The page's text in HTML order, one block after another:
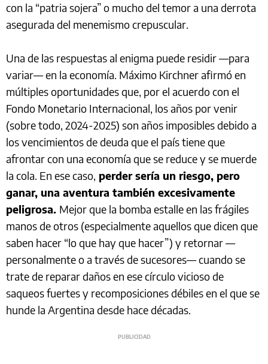
con la “patria sojera” o mucho del temor a una derrota
asegurada del menemismo crepuscular.
Una de las respuestas al enigma puede residir —para
variar— en la economía. Máximo Kirchner afirmó en
múltiples oportunidades que, por el acuerdo con el
Fondo Monetario Internacional, los años por venir
(sobre todo, 2024-2025) son años imposibles debido a
los vencimientos de deuda que el país tiene que
afrontar con una economía que se reduce y se muerde
la cola. En ese caso, perder sería un riesgo, pero
ganar, una aventura también excesivamente
peligrosa. Mejor que la bomba estalle en las frágiles
manos de otros (especialmente aquellos que dicen que
saben hacer “lo que hay que hacer”) y retornar —
personalmente o a través de sucesores— cuando se
trate de reparar daños en ese círculo vicioso de
saqueos fuertes y recomposiciones débiles en el que se
hunde la Argentina desde hace décadas.